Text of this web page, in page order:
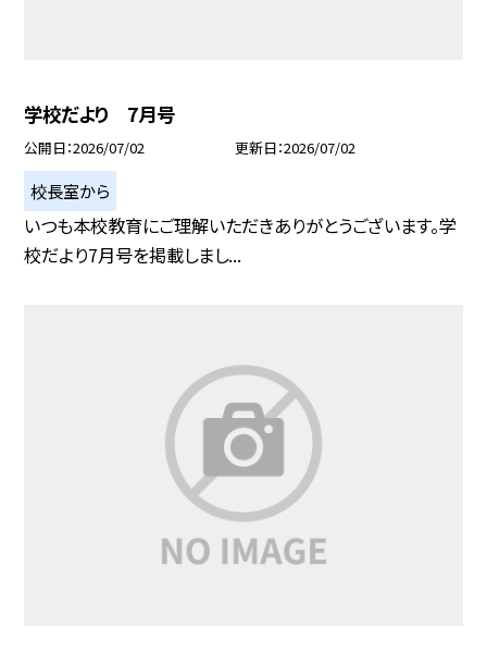
学校だより 7月号
公開日 2026/07/02 更新日 2026/07/02
校長室から
いつも本校教育にご理解いただきありがとうございます。学
校だより7月号を掲載しまし...